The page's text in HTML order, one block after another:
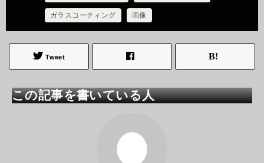
ガラスコーティング 画像
Tweet
この記事を書いている人